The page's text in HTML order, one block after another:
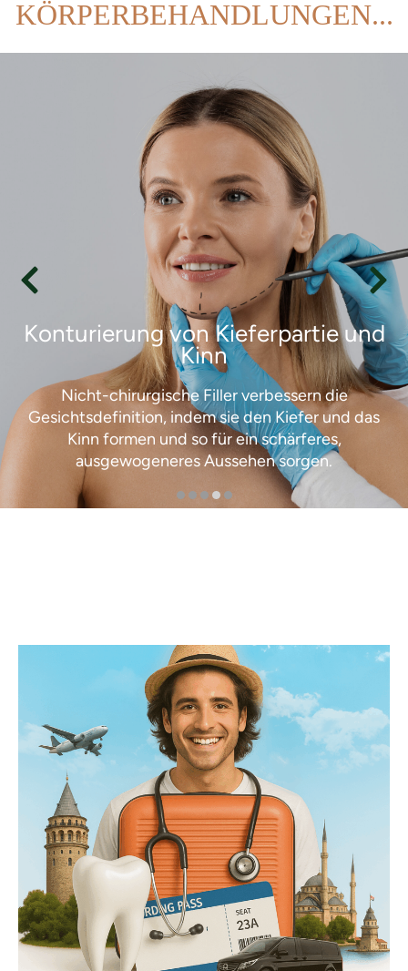
KÖRPERBEHANDLUNGEN...
Konturierung von Kieferpartie und
Kinn
Nicht-chirurgische Filler verbessern die
Gesichtsdefinition, indem sie den Kiefer und das
Kinn formen und so für ein schärferes,
ausgewogeneres Aussehen sorgen.